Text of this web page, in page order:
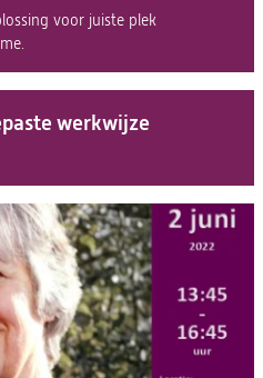
voor juiste plek
werkwijze